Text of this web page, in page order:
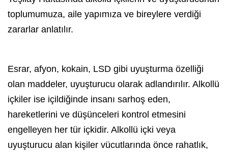
toplumumuza, aile yapımıza ve bireylere verdiği
zararlar anlatılır.
Esrar, afyon, kokain, LSD gibi uyuşturma özelliği
olan maddeler, uyuşturucu olarak adlandırılır. Alkollü
içkiler ise içildiğinde insanı sarhoş eden,
hareketlerini ve düşünceleri kontrol etmesini
engelleyen her tür içkidir. Alkollü içki veya
uyuşturucu alan kişiler vücutlarında önce rahatlık,